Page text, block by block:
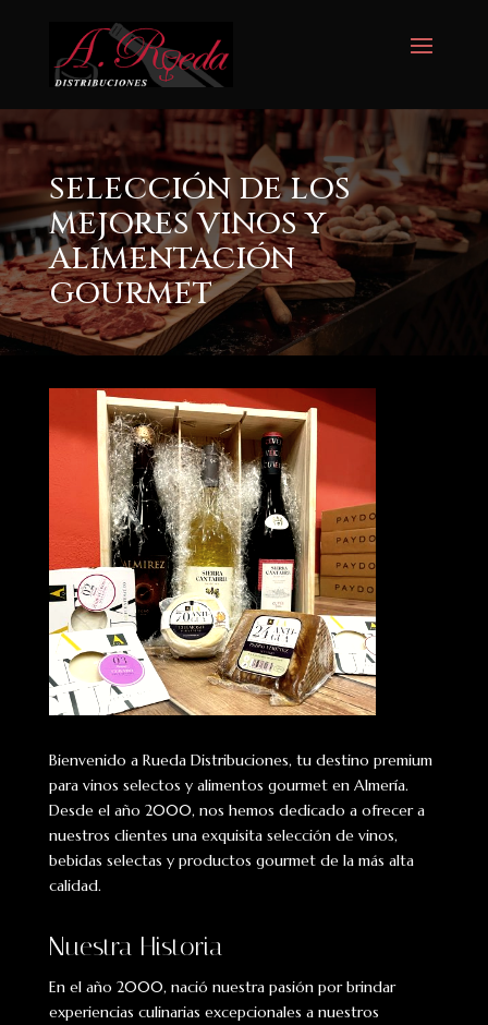
SELECCIÓN DE LOS
MEJORES VINOS Y
ALIMENTACIÓN
GOURMET
Bienvenido a Rueda Distribuciones, tu destino premium
para vinos selectos y alimentos gourmet en Almería.
Desde el año 2000, nos hemos dedicado a ofrecer a
nuestros clientes una exquisita selección de vinos,
bebidas selectas y productos gourmet de la más alta
calidad.
Nuestra Historia
En el año 2000, nació nuestra pasión por brindar
experiencias culinarias excepcionales a nuestros